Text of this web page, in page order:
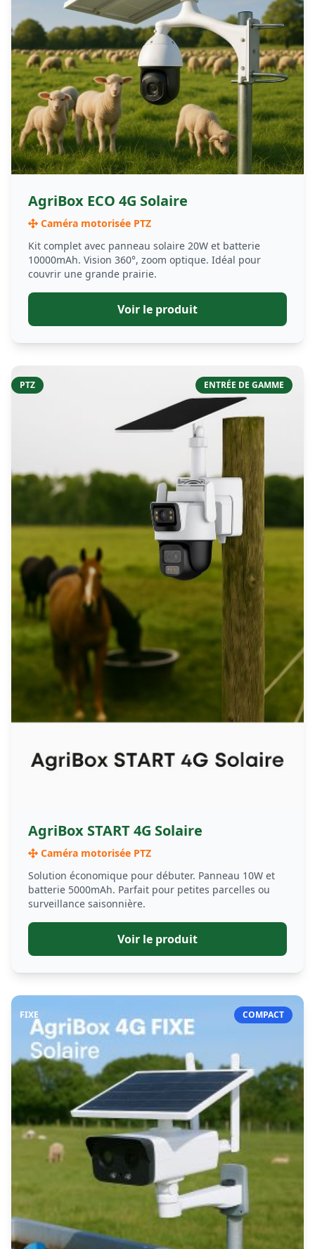
AgriBox ECO 4G Solaire
Caméra motorisée PTZ
Kit complet avec panneau solaire 20W et batterie
10000mAh. Vision 360°, zoom optique. Idéal pour
couvrir une grande prairie.
Voir le produit
ENTRÉE DE GAMME
PTZ
AgriBox START 4G Solaire
Caméra motorisée PTZ
Solution économique pour débuter. Panneau 10W et
batterie 5000mAh. Parfait pour petites parcelles ou
surveillance saisonnière.
Voir le produit
COMPACT
FIXE